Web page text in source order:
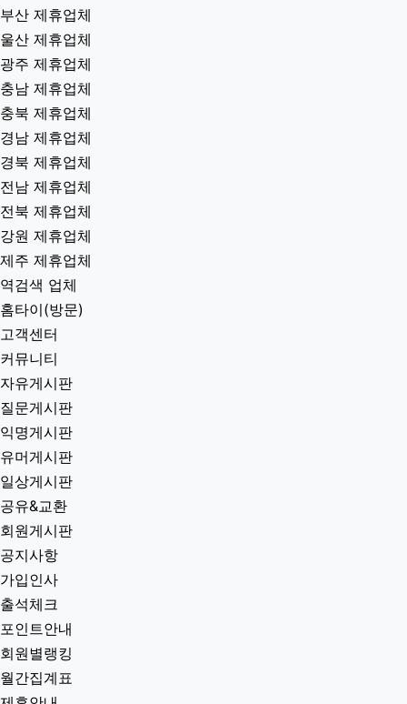
부산 제휴업체
울산 제휴업체
광주 제휴업체
충남 제휴업체
충북 제휴업체
경남 제휴업체
경북 제휴업체
전남 제휴업체
전북 제휴업체
강원 제휴업체
제주 제휴업체
역검색 업체
홈타이(방문)
고객센터
커뮤니티
자유게시판
질문게시판
익명게시판
유머게시판
일상게시판
공유&교환
회원게시판
공지사항
가입인사
출석체크
포인트안내
회원별랭킹
월간집계표